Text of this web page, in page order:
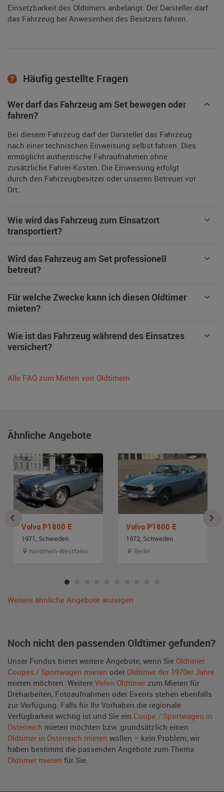
Einsetzbarkeit des Oldtimers anbelangt: Der Darsteller darf
das Fahrzeug bei Anwesenheit des Besitzers fahren.
Häufig gestellte Fragen
Wer darf das Fahrzeug am Set bewegen oder
fahren?
Bei diesem Fahrzeug darf der Darsteller das Fahrzeug
nach einer technischen Einweisung selbst fahren. Dies
ermöglicht authentische Fahraufnahmen ohne
zusätzliche Fahrer-Kosten. Die Einweisung erfolgt
durch den Fahrzeugbesitzer oder unseren Betreuer vor
Ort.
Wie wird das Fahrzeug zum Einsatzort
transportiert?
Wird das Fahrzeug am Set professionell
betreut?
Für welche Zwecke kann ich diesen Oldtimer
mieten?
Wie ist das Fahrzeug während des Einsatzes
versichert?
Alle FAQ zum Mieten von Oldtimern
Ähnliche Angebote
Volvo P1800 E
1971, Schweden
Nordrhein-Westfalen
Volvo P1800 E
1972, Schweden
Berlin
Weitere ähnliche Angebote anzeigen
Noch nicht den passenden Oldtimer gefunden?
Unser Fundus bietet weitere Angebote, wenn Sie Oldtimer
Coupes / Sportwagen mieten oder Oldtimer der 1970er Jahre
mieten möchten. Weitere Volvo Oldtimer zum Mieten für
Dreharbeiten, Fotoaufnahmen oder Events stehen ebenfalls
zur Verfügung. Falls für Ihr Vorhaben die regionale
Verfügbarkeit wichtig ist und Sie ein Coupe / Sportwagen in
Österreich mieten möchten bzw. grundsätzlich einen
Oldtimer in Österreich mieten wollen – kein Problem, wir
haben bestimmt die passenden Angebote zum Thema
Oldtimer mieten für Sie.